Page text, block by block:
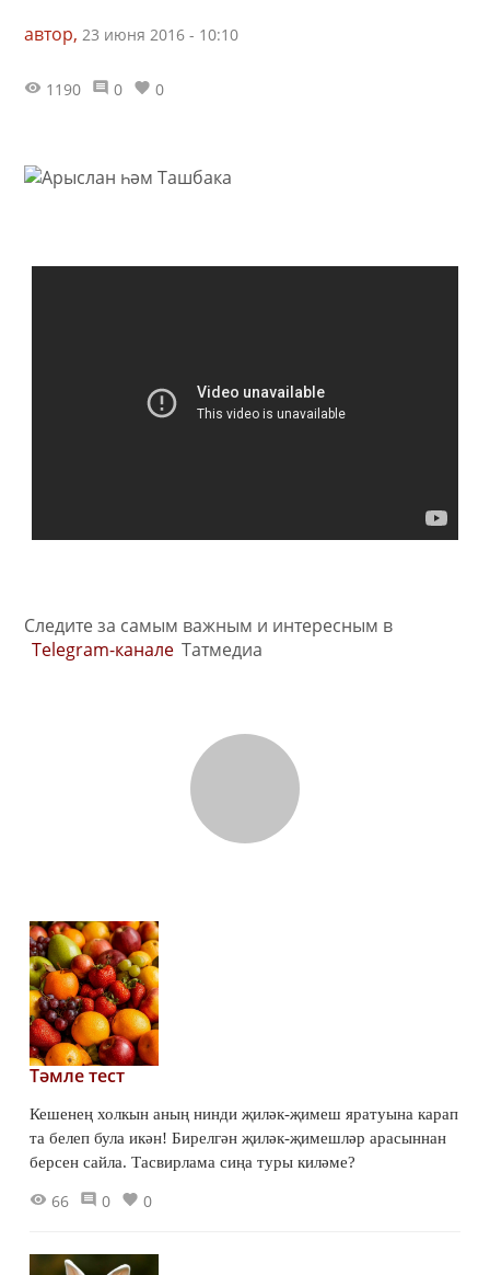
автор, 23 июня 2016 - 10:10
1190 0 0
Следите за самым важным и интересным в
Telegram-канале Татмедиа
Тәмле тест
Кешенең холкын аның нинди җиләк-җимеш яратуына карап
та белеп була икән! Бирелгән җиләк-җимешләр арасыннан
берсен сайла. Тасвирлама сиңа туры киләме?
66 0 0